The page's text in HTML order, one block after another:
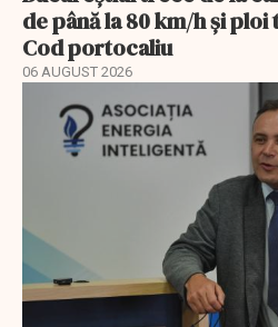
de până la 80 km/h și
Cod portocaliu
06 AUGUST 2026